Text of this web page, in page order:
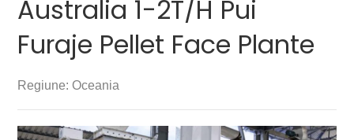
Australia 1-2T/H Pui
Furaje Pellet Face Plante
Regiune: Oceania